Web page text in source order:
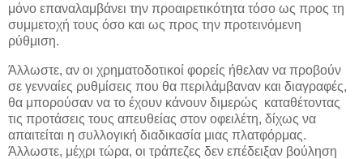
μόνο επαναλαμβάνει την προαιρετικότητα τόσο ως προς τη
συμμετοχή τους όσο και ως προς την προτεινόμενη
ρύθμιση.
Άλλωστε, αν οι χρηματοδοτικοί φορείς ήθελαν να προβούν
σε γενναίες ρυθμίσεις που θα περιλάμβαναν και διαγραφές,
θα μπορούσαν να το έχουν κάνουν διμερώς καταθέτοντας
τις προτάσεις τους απευθείας στον οφειλέτη, δίχως να
απαιτείται η συλλογική διαδικασία μιας πλατφόρμας.
Άλλωστε, μέχρι τώρα, οι τράπεζες δεν επέδειξαν βούληση